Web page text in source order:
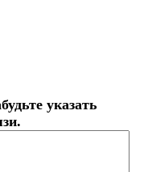
указать